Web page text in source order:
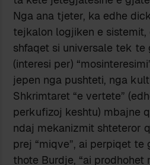
Nga ana tjeter, ka edhe
tejkalon logjiken e
shfaqet si universale tek te
(interesi per)
jepen nga pushteti, nga
Shkrimtaret “e vertete”
perkufizoj keshtu) mbajne
ndaj mekanizmit shteteror
prej “miqve”, ai perpiqet
thote Burdje, “ai prodhohet